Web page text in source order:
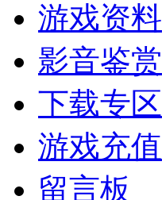
游戏资料
影音鉴赏
下载专区
游戏充值
留言板